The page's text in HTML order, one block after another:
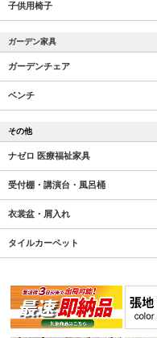
子供用椅子
ガーデン家具
ガーデンチェア
ベンチ
その他
ナゼロ 医療福祉家具
受付棚・講演台・風呂桶
衣裳盆・屑入れ
タイルカーペット